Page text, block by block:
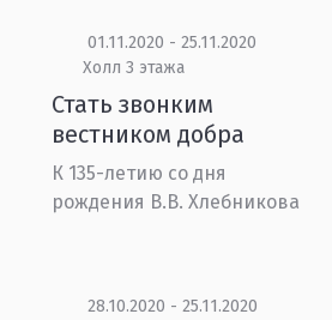
01.11.2020 - 25.11.2020
Холл 3 этажа
Стать звонким
вестником добра
К 135-летию со дня
рождения В.В. Хлебникова
28.10.2020 - 25.11.2020